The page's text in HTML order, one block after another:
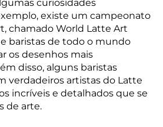
curiosidades
existe um campeonato
chamado World Latte Art
baristas de todo o mundo
os desenhos mais
disso, alguns baristas
verdadeiros artistas do Latte
incríveis e detalhados que se
de arte.